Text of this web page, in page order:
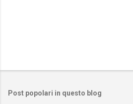
Post popolari in questo blog